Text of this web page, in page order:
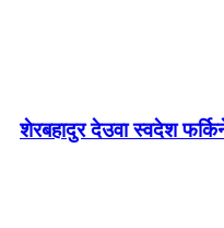
शेरबहादुर देउवा स्वदेश